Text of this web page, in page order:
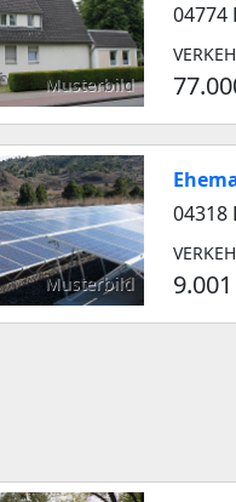
Musterbild
04774
Musterbild
04318